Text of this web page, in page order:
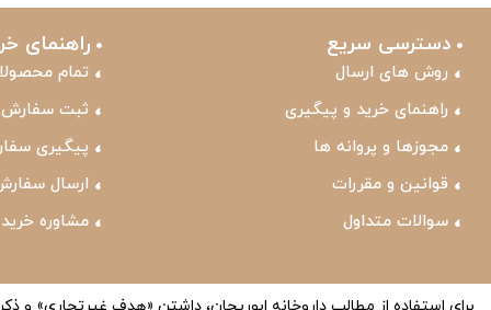
دسترسی سریع
روش های ارسال
راهنمای خرید و پیگیری
مجوزها و پروانه ها
قوانین و مقررات
سوالات متداول
راهنمای
تمام
ثبت سفارش
پیگیری
ارسال
مشاوره خرید